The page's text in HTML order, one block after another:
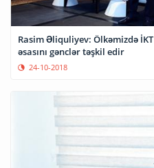
Rasim Əliquliyev: Ölkəmizdə
əsasını gənclər təşkil edir
24-10-2018